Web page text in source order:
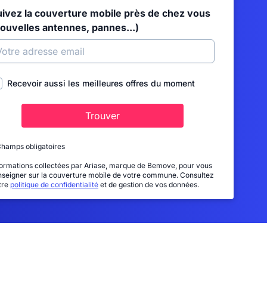
la couverture mobile près de chez vous
antennes, pannes...)
Recevoir aussi les meilleures offres du moment
Trouver
obligatoires
collectées par Ariase, marque de Bemove, pour vous
sur la couverture mobile de votre commune. Consultez
politique de confidentialité et de gestion de vos données.